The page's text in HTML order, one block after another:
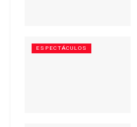
ESPECTÁCULOS